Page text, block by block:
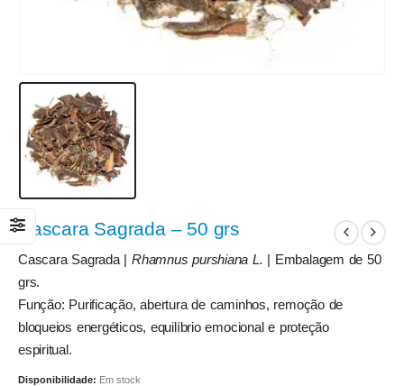
Cascara Sagrada – 50 grs
Cascara Sagrada | Rhamnus purshiana L. | Embalagem de 50
grs.
Função: Purificação, abertura de caminhos, remoção de
bloqueios energéticos, equilíbrio emocional e proteção
espiritual.
Disponibilidade: Em stock